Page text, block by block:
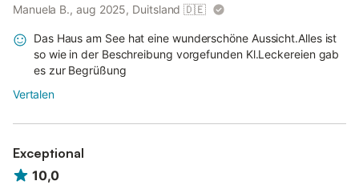
Manuela B., aug 2025, Duitsland 🇩🇪
Das Haus am See hat eine wunderschöne Aussicht.Alles ist
so wie in der Beschreibung vorgefunden Kl.Leckereien gab
es zur Begrüßung
Vertalen
Exceptional
10,0